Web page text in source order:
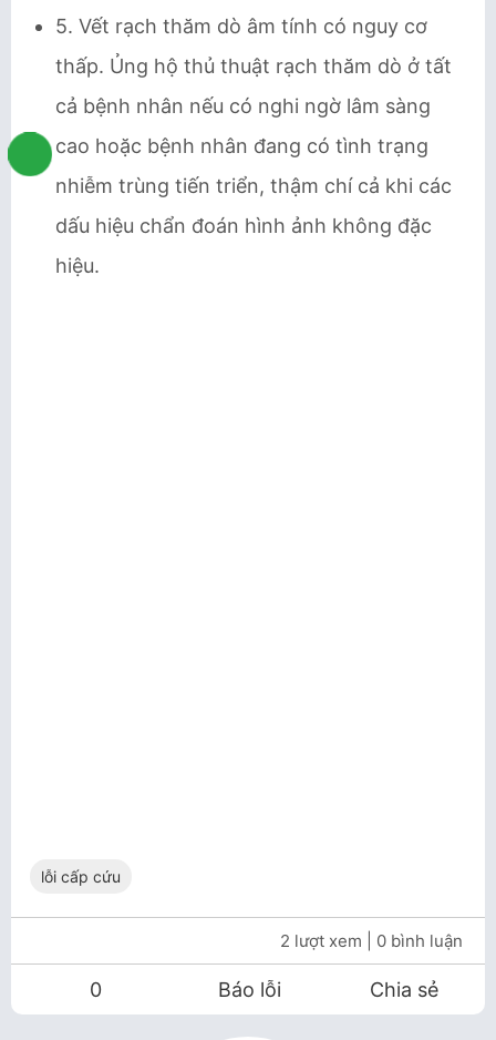
5. Vết rạch thăm dò âm tính có nguy cơ
thấp. Ủng hộ thủ thuật rạch thăm dò ở tất
cả bệnh nhân nếu có nghi ngờ lâm sàng
cao hoặc bệnh nhân đang có tình trạng
nhiễm trùng tiến triển, thậm chí cả khi các
dấu hiệu chẩn đoán hình ảnh không đặc
hiệu.
lỗi cấp cứu
2 lượt xem | 0 bình luận
0 Báo lỗi Chia sẻ